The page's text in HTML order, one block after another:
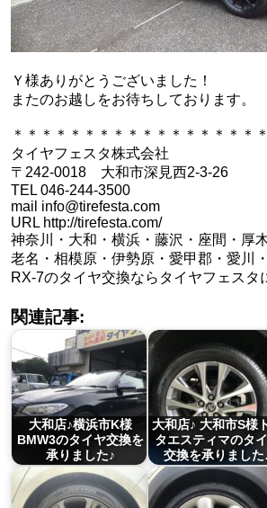
Ｙ様ありがとうございました！
またのお越しをお待ちしております。
＊＊＊＊＊＊＊＊＊＊＊＊＊＊＊＊＊
タイヤフェスタ株式会社
〒242-0018 大和市深見西2-3-26
TEL 046-244-3500
mail info@tirefesta.com
URL http://tirefesta.com/
神奈川・大和・横浜・藤沢・座間・厚
老名・相模原・伊勢原・愛甲郡・愛川
RX-7のタイヤ交換ならタイヤフェスタ
関連記事:
大和店♪横浜市K様
BMW3のタイヤ交換を
承りました♪
大和店♪ 大和市S様
タエスティマのタ
交換を承りました